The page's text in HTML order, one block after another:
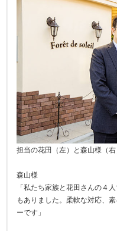
担当の花田（左）と森山様（右
森山様
「私たち家族と花田さんの４
もありました。柔軟な対応、
ーです」